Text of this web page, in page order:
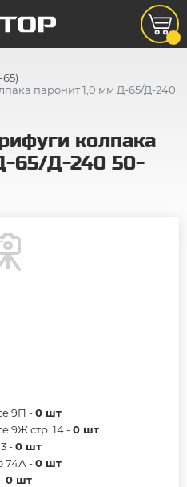
паронит 1,0 мм Д-65/Д-240
колпака
65/Д-240 50-
9П -0 шт
9Ж стр. 14 -0 шт
-0 шт
74А -0 шт
0 шт